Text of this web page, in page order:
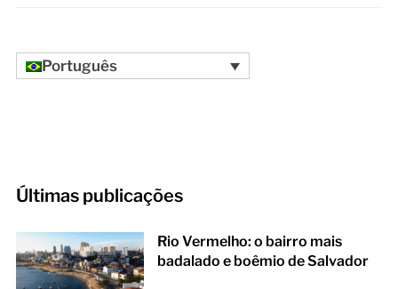
Português
Últimas publicações
Rio Vermelho: o bairro mais
badalado e boêmio de Salvador